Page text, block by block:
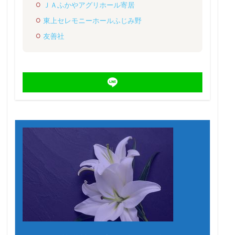
ＪＡふかやアグリホール寄居
東上セレモニーホールふじみ野
友善社